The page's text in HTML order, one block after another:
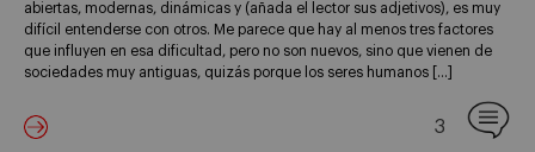
abiertas, modernas, dinámicas y (añada el lector sus adjetivos), es muy
difícil entenderse con otros. Me parece que hay al menos tres factores
que influyen en esa dificultad, pero no son nuevos, sino que vienen de
sociedades muy antiguas, quizás porque los seres humanos […]
3